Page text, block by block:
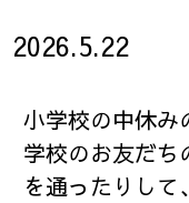
2026.5.22
小学校の中休み
学校のお友だち
を通ったりして